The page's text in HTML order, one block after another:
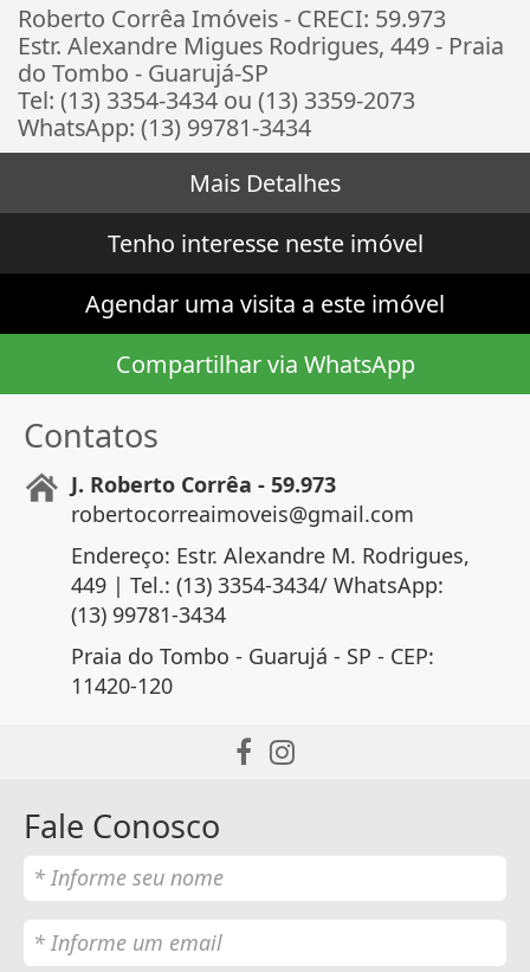
Roberto Corrêa Imóveis - CRECI: 59.973
Estr. Alexandre Migues Rodrigues, 449 - Praia
do Tombo - Guarujá-SP
Tel: (13) 3354-3434 ou (13) 3359-2073
WhatsApp: (13) 99781-3434
Mais Detalhes
Tenho interesse neste imóvel
Agendar uma visita a este imóvel
Compartilhar via WhatsApp
Contatos
J. Roberto Corrêa - 59.973
robertocorreaimoveis@gmail.com
Endereço: Estr. Alexandre M. Rodrigues,
449 | Tel.: (13) 3354-3434/ WhatsApp:
(13) 99781-3434
Praia do Tombo - Guarujá - SP - CEP:
11420-120
Fale Conosco